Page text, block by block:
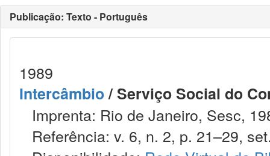
Publicação: Texto - Português
1989
Intercâmbio/ Serviço Social do
Imprenta: Rio de Janeiro, Sesc,
Referência: v. 6, n. 2, p. 21–29,